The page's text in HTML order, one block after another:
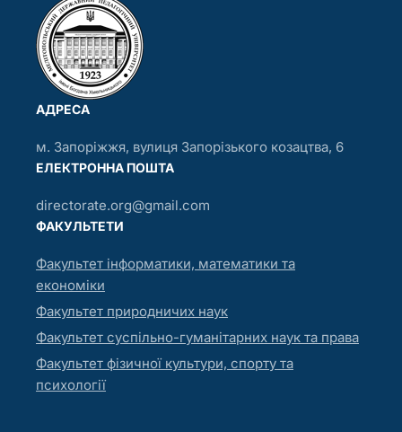
АДРЕСА
м. Запоріжжя, вулиця Запорізького козацтва, 6
ЕЛЕКТРОННА ПОШТА
directorate.org@gmail.com
ФАКУЛЬТЕТИ
Факультет інформатики, математики та
економіки
Факультет природничих наук
Факультет суспільно-гуманітарних наук та права
Факультет фізичної культури, спорту та
психології